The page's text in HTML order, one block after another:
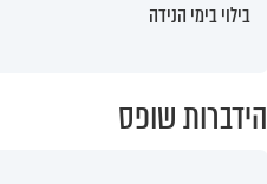
בילוי בימי הנידה
הידברות שופס